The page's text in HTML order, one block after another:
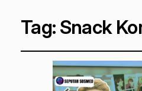
Tag: Snack